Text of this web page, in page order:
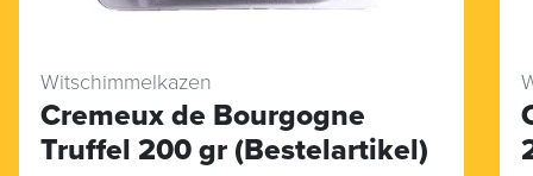
Witschimmelkazen
Cremeux de Bourgogne
Truffel 200 gr (Bestelartikel)